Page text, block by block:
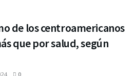
de los centroamericanos
que por salud, según
0